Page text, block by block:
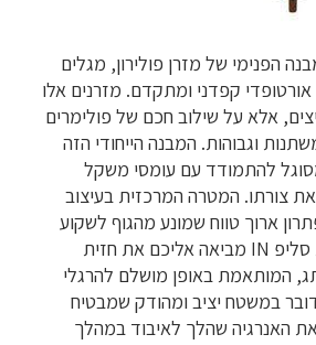
הפנימי של מזרן פולירון, מגלים
קפדני ומתקדם. מזרנים אלו
אלא על שילוב חכם של פולימרים
וגבוהות. המבנה הייחודי הזה
להתמודד עם עומסי משקל
צורתו. המטרה המרכזית בעיצוב
ארוך טווח שמונע מהגוף לשקוע
בצורה מזיקה. חברת סליפ IN מביאה אליכם את חזית
המותאמת באופן מושלם להרגלי
במשטח יציב ומהודק שמבטיח
האנרגיה שהלך לאיבוד במהלך